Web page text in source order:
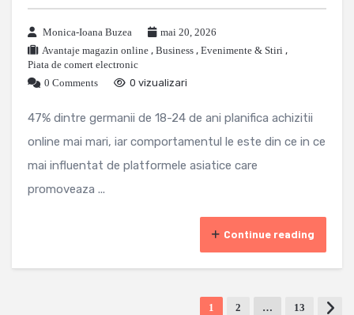
Monica-Ioana Buzea
mai 20, 2026
Avantaje magazin online , Business , Evenimente & Stiri ,
Piata de comert electronic
0 Comments
0 vizualizari
47% dintre germanii de 18-24 de ani planifica achizitii
online mai mari, iar comportamentul le este din ce in ce
mai influentat de platformele asiatice care
promoveaza ...
Continue reading
1 2 … 13